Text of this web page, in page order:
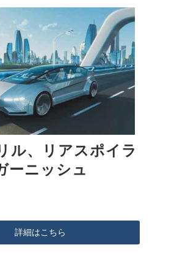
ル、リアスポイラ
ーニッシュ
詳細はこちら